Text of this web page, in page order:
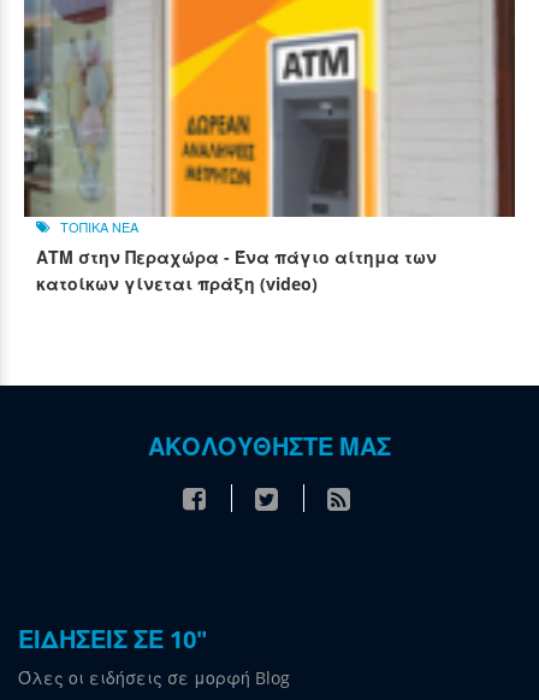
ΤΟΠΙΚΑ ΝΕΑ
ΑΤΜ στην Περαχώρα - Ένα πάγιο αίτημα των
κατοίκων γίνεται πράξη (video)
ΑΚΟΛΟΥΘΗΣΤΕ ΜΑΣ
ΕΙΔΗΣΕΙΣ ΣΕ 10"
Όλες οι ειδήσεις σε μορφή Blog